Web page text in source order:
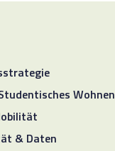
Wohnen
& Daten